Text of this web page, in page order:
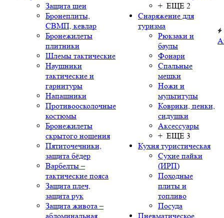
Защита шеи
Бронеплиты,
СВМП, кевлар
Бронежилеты
плитники
Шлемы тактические
Наушники
тактические и
гарнитуры
Напашники
Противоосколочные
костюмы
Бронежилеты
скрытого ношения
Пятиточечники,
защита бёдер
Варбелты –
тактические пояса
Защита плеч,
защита рук
Защита живота –
абдоминальная
+ ЕЩЕ 2
Снаряжение для
туризма
Рюкзаки и
баулы
Фонари
Спальные
мешки
Ножи и
мультитулы
Коврики, пенки,
сидушки
Аксессуары
+ ЕЩЕ 3
Кухня туристическая
Сухие пайки
(ИРП)
Походные
плиты и
топливо
Посуда
Пневматическое